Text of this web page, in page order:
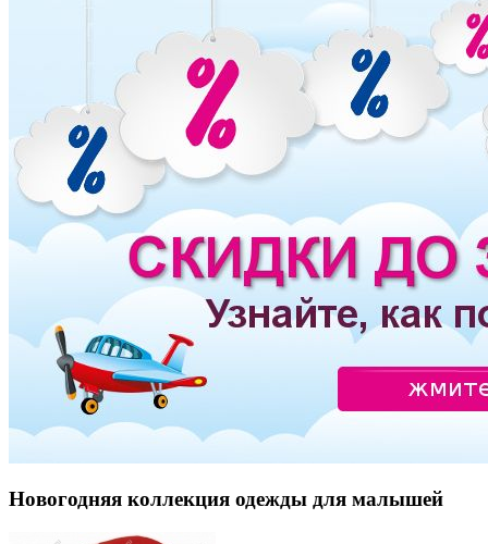
Новогодняя коллекция одежды для малышей